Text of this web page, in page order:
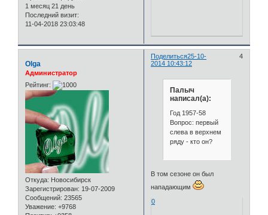
1 месяц 21 день
Последний визит:
11-04-2018 23:03:48
Поделиться 4
25-10-
2014 10:43:12
Olga
Администратор
Рейтинг:
Откуда: Новосибирск
Зарегистрирован: 19-07-2009
Сообщений: 23565
Уважение: +9768
Палыч
написал(а):
Год 1957-58
Вопрос: первый
слева в верхнем
ряду - кто он?
В том сезоне он был
нападающим
0